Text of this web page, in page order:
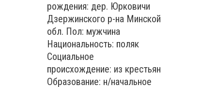
рождения: дер. Юрковичи
Дзержинского р-на Минской
обл. Пол: мужчина
Национальность: поляк
Социальное
происхождение: из крестьян
Образование: н/начальное